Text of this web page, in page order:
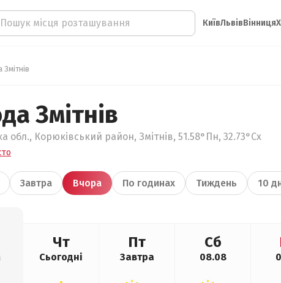
КиївЛьвівВінниця
Змітнів
обл., Корюківський район, Змітнів, 51.58°Пн, 32.73°Сх
Завтра Вчора По годинах Тиждень 10
Чт
Сьогодні
Пт
Завтра
Сб
08.08